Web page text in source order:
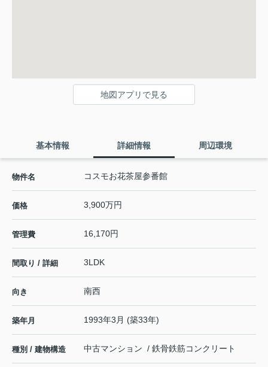
地図アプリで見る
基本情報 詳細情報 周辺環境
物件名 コスモお花茶屋参番館
価格 3,900万円
管理費 16,170円
間取り / 詳細 3LDK
向き 南西
築年月 1993年3月 (築33年)
種別 / 建物構造 中古マンション / 鉄骨鉄筋コンクリート